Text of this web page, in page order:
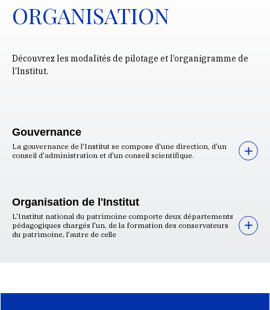
ORGANISATION
Découvrez les modalités de pilotage et l’organigramme de
l’Institut.
Gouvernance
La gouvernance de l'Institut se compose d'une direction, d'un
conseil d'administration et d'un conseil scientifique.
Organisation de l'Institut
L'Institut national du patrimoine comporte deux départements
pédagogiques chargés l'un, de la formation des conservateurs
du patrimoine, l'autre de celle